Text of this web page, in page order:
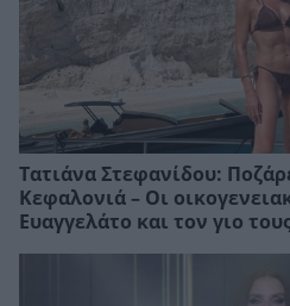
Τατιάνα Στεφανίδου:
Κεφαλονιά – Οι
Ευαγγελάτο και τον γιο